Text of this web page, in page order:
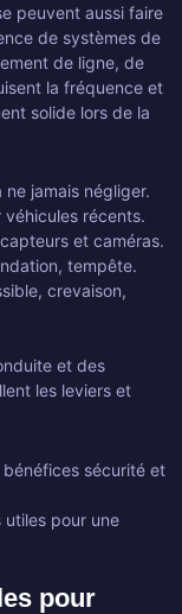
peuvent aussi faire
de systèmes de
de ligne, de
la fréquence et
solide lors de la
ne jamais négliger.
récents.
et caméras.
tempête.
crevaison,
et des
les leviers et
bénéfices sécurité et
utiles pour une
pour